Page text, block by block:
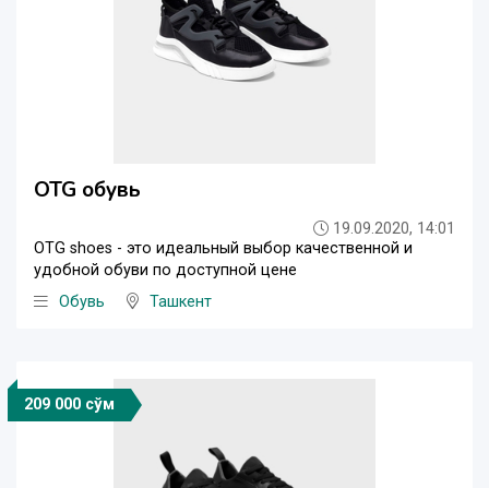
OTG обувь
19.09.2020, 14:01
OTG shoes - это идеальный выбор качественной и
удобной обуви по доступной цене
Обувь
Ташкент
209 000 сўм